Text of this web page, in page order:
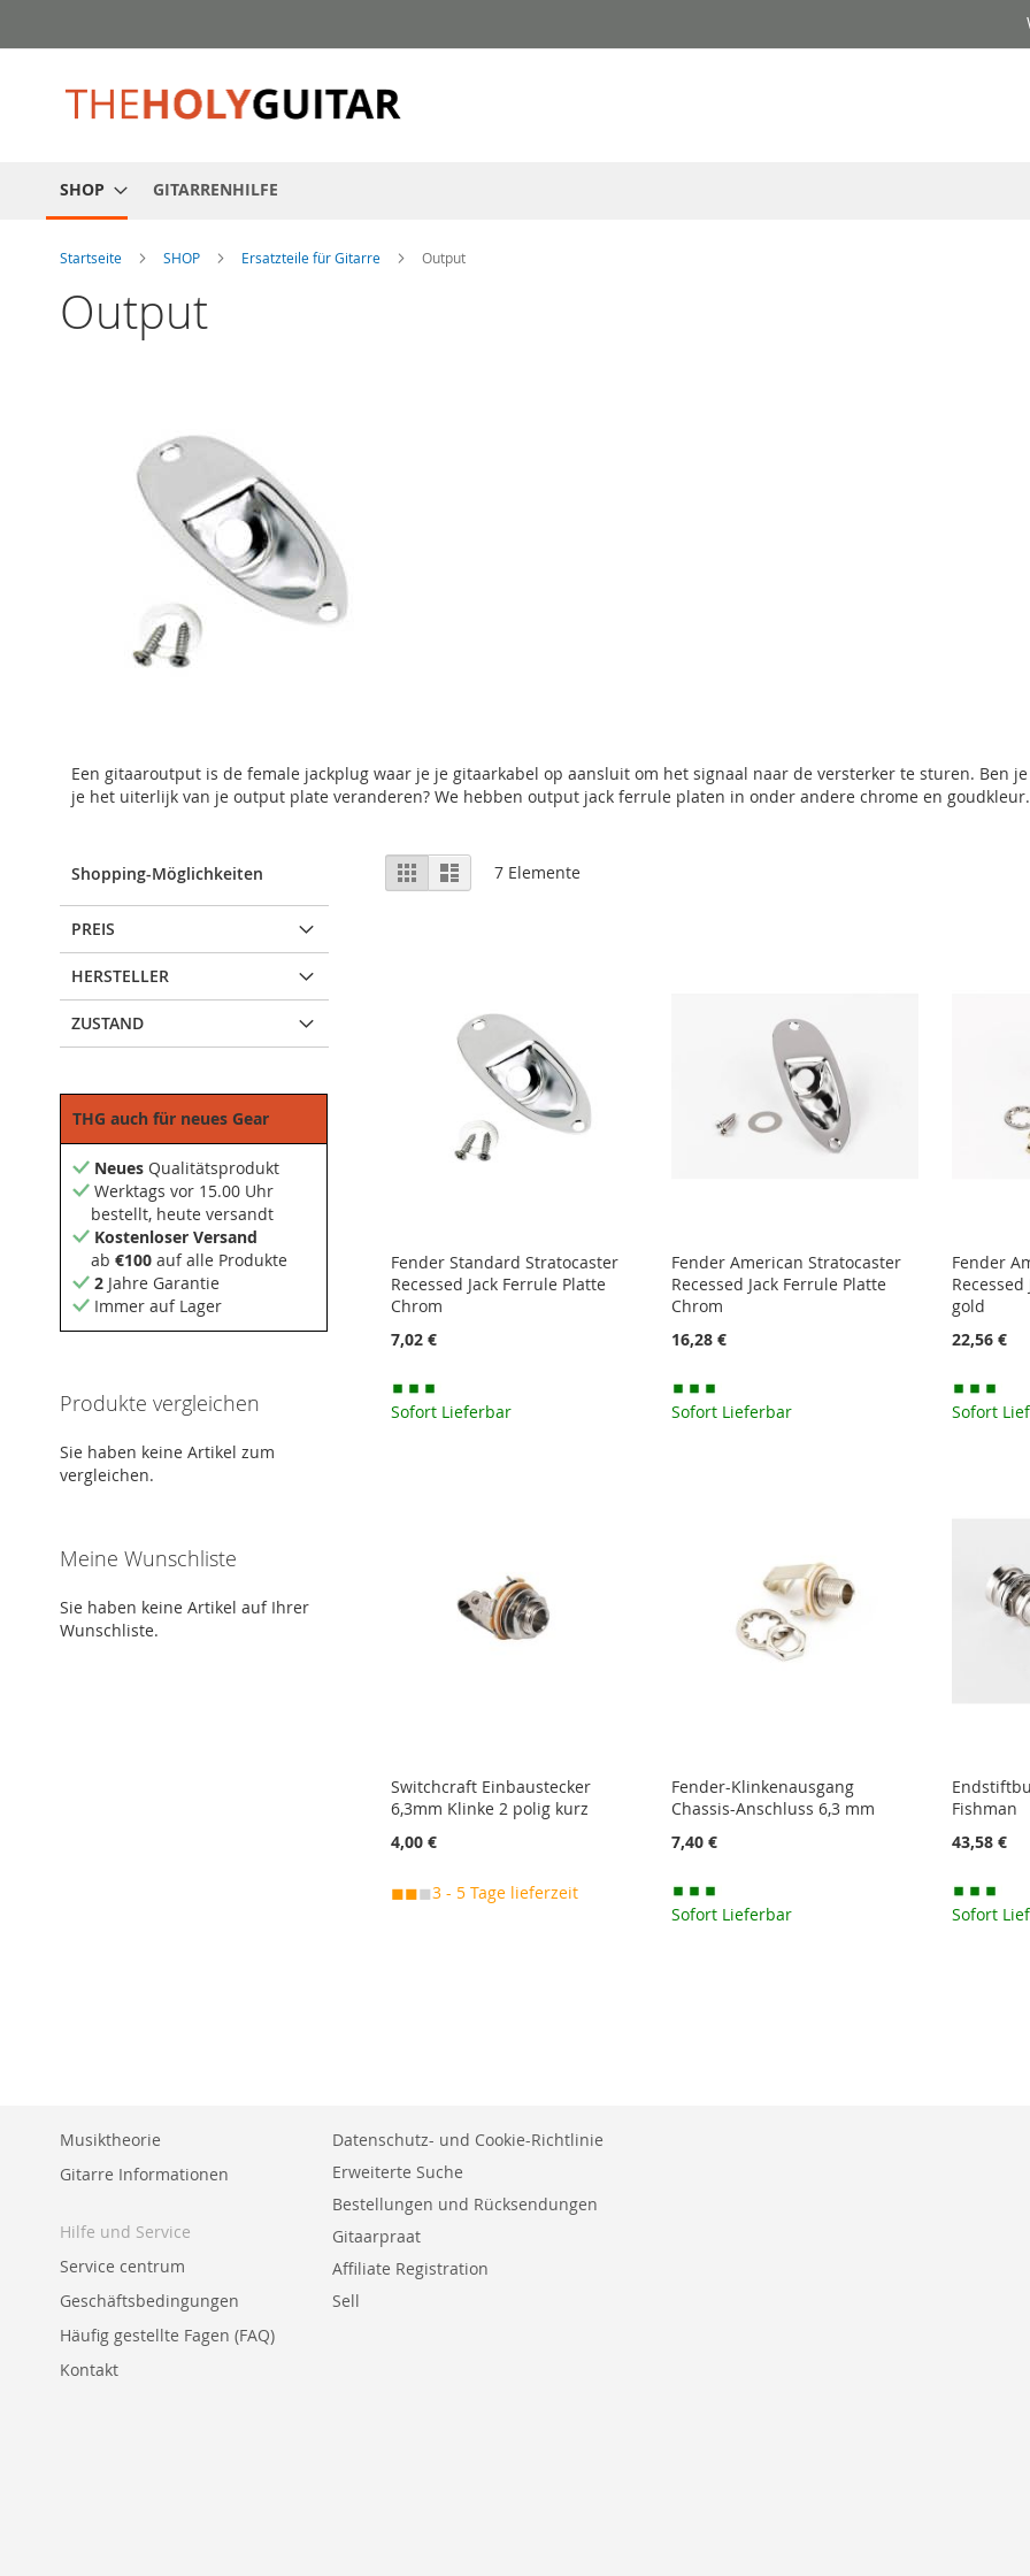
Inhalt
SHOP GITARRENHILFE
Startseite SHOP Ersatzteile für Gitarre Output
Output
Een gitaaroutput is de female jackplug waar je je gitaarkabel op aansluit om het signaal naar de versterker te sturen. Ben
je het uiterlijk van je output plate veranderen? We hebben output jack ferrule platen in onder andere chrome en goudkleur.
Anzeigen
als
Liste Liste 7 Elemente
Fender Standard Stratocaster
Recessed Jack Ferrule Platte
Chrom
7,02 €
Sofort Lieferbar
MERKEN
VERGLEICHSLISTE
Fender American Stratocaster
Recessed Jack Ferrule Platte
Chrom
16,28 €
Sofort Lieferbar
MERKEN
VERGLEICHSLISTE
Fender
gold
22,56 €
Sofort
MERKEN
VERGLEICHSLISTE
In den Warenkorb
MERKEN
ZUR
HINZUFÜGEN
Switchcraft Einbaustecker
6,3mm Klinke 2 polig kurz
4,00 €
◼◼◼3 - 5 Tage lieferzeit
Fender-Klinkenausgang
Chassis-Anschluss 6,3 mm
7,40 €
Sofort Lieferbar
Fishman
43,58 €
Sofort
Shopping-Möglichkeiten
PREIS
HERSTELLER
ZUSTAND
THG auch für neues Gear
Neues Qualitätsprodukt
Werktags vor 15.00 Uhr
bestellt, heute versandt
Kostenloser Versand
ab €100 auf alle Produkte
2 Jahre Garantie
Immer auf Lager
Produkte vergleichen
Sie haben keine Artikel zum
vergleichen.
Meine Wunschliste
Sie haben keine Artikel auf Ihrer
Wunschliste.
Musiktheorie
Gitarre Informationen
Hilfe und Service
Service centrum
Geschäftsbedingungen
Häufig gestellte Fagen (FAQ)
Kontakt
Datenschutz- und Cookie-Richtlinie
Erweiterte Suche
Bestellungen und Rücksendungen
Gitaarpraat
Affiliate Registration
Sell